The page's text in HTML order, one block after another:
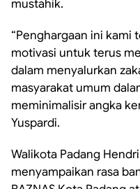
mustahik.
“Penghargaan ini kami
motivasi untuk terus
dalam menyalurkan
masyarakat umum
meminimalisir angka
Yuspardi.
Walikota Padang
menyampaikan rasa